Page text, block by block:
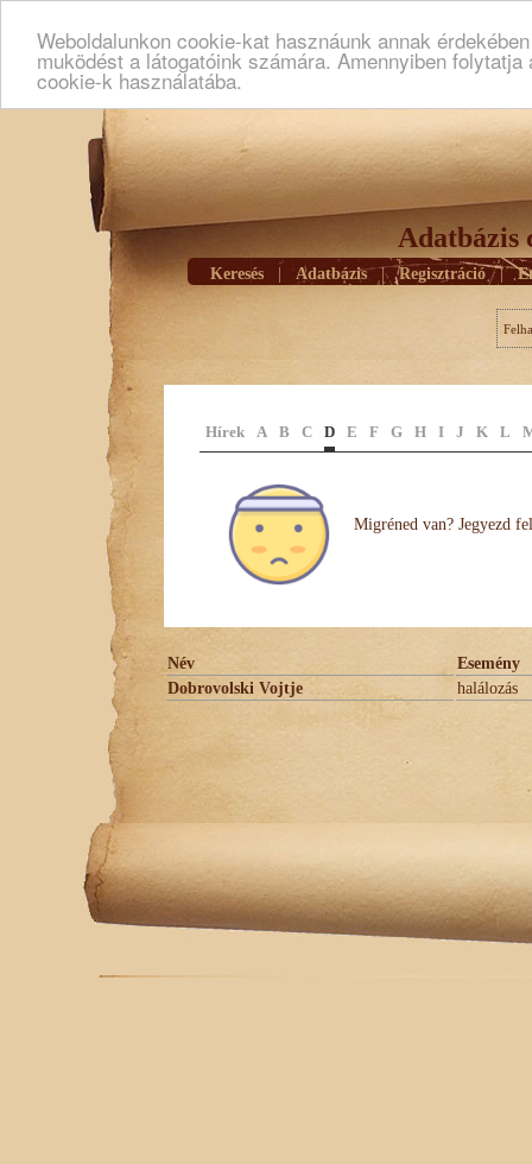
Weboldalunkon cookie-kat hasznáunk annak
muködést a látogatóink számára. Amennyiben
cookie-k használatába.
Adatbázis
Keresés Adatbázis | Regisztráció |
Hírek A B C D E F G H I J K L
Migréned van? Jegyezd
Név
Esemény
Dobrovolski Vojtje
halálozás